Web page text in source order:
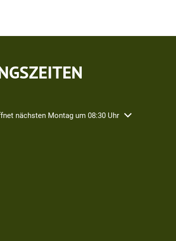
Öffnungs- oder Schließzeiten auszublenden
nächsten Montag um 08:30 Uhr